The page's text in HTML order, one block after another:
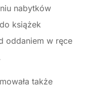
nabytków
książek
oddaniem w ręce
także